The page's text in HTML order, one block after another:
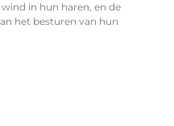
in hun haren, en de
het besturen van hun